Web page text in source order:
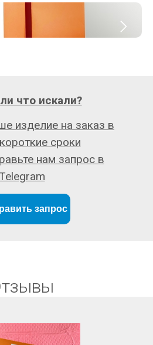
запрос
изделие на заказ в
сроки
нам запрос в
что искали?